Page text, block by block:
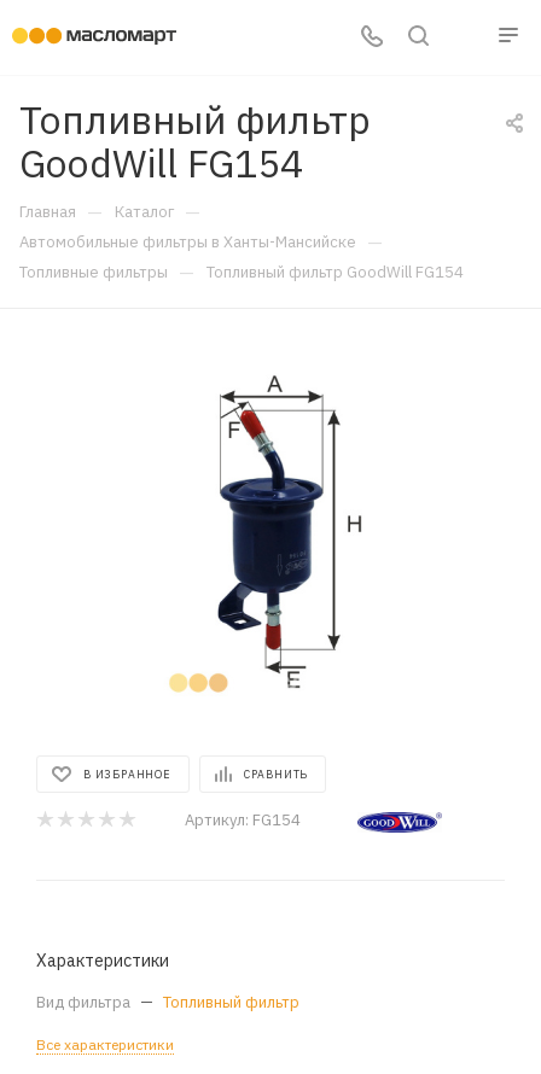
Топливный фильтр
GoodWill FG154
Главная — Каталог —
Автомобильные фильтры в Ханты-Мансийске —
Топливные фильтры — Топливный фильтр GoodWill FG154
В ИЗБРАННОЕ СРАВНИТЬ
Артикул: FG154
Характеристики
Вид фильтра — Топливный фильтр
Все характеристики